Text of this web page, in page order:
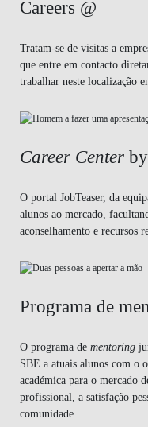
Careers @
Tratam-se de visitas a
que entre em contacto
trabalhar neste localização
Career Centerby
O portal JobTeaser, da
alunos ao mercado,
aconselhamento e recursos
Programa de
O programa de mentoring
SBE a atuais alunos com o
académica para o mercado
profissional, a satisfação
comunidade.